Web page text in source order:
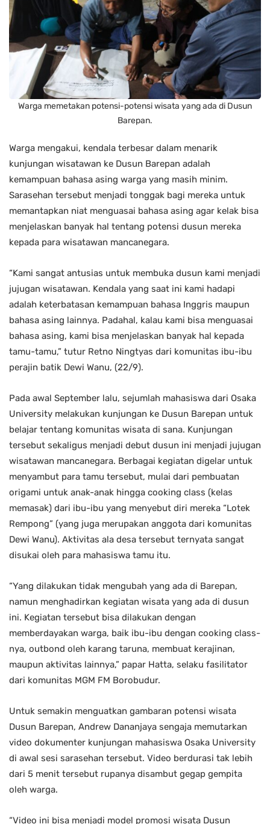
Warga memetakan potensi-potensi wisata yang ada di Dusun
Barepan.
Warga mengakui, kendala terbesar dalam menarik
kunjungan wisatawan ke Dusun Barepan adalah
kemampuan bahasa asing warga yang masih minim.
Sarasehan tersebut menjadi tonggak bagi mereka untuk
memantapkan niat menguasai bahasa asing agar kelak bisa
menjelaskan banyak hal tentang potensi dusun mereka
kepada para wisatawan mancanegara.
“Kami sangat antusias untuk membuka dusun kami menjadi
jujugan wisatawan. Kendala yang saat ini kami hadapi
adalah keterbatasan kemampuan bahasa Inggris maupun
bahasa asing lainnya. Padahal, kalau kami bisa menguasai
bahasa asing, kami bisa menjelaskan banyak hal kepada
tamu-tamu,” tutur Retno Ningtyas dari komunitas ibu-ibu
perajin batik Dewi Wanu, (22/9).
Pada awal September lalu, sejumlah mahasiswa dari Osaka
University melakukan kunjungan ke Dusun Barepan untuk
belajar tentang komunitas wisata di sana. Kunjungan
tersebut sekaligus menjadi debut dusun ini menjadi jujugan
wisatawan mancanegara. Berbagai kegiatan digelar untuk
menyambut para tamu tersebut, mulai dari pembuatan
origami untuk anak-anak hingga cooking class (kelas
memasak) dari ibu-ibu yang menyebut diri mereka “Lotek
Rempong” (yang juga merupakan anggota dari komunitas
Dewi Wanu). Aktivitas ala desa tersebut ternyata sangat
disukai oleh para mahasiswa tamu itu.
“Yang dilakukan tidak mengubah yang ada di Barepan,
namun menghadirkan kegiatan wisata yang ada di dusun
ini. Kegiatan tersebut bisa dilakukan dengan
memberdayakan warga, baik ibu-ibu dengan cooking class-
nya, outbond oleh karang taruna, membuat kerajinan,
maupun aktivitas lainnya,” papar Hatta, selaku fasilitator
dari komunitas MGM FM Borobudur.
Untuk semakin menguatkan gambaran potensi wisata
Dusun Barepan, Andrew Dananjaya sengaja memutarkan
video dokumenter kunjungan mahasiswa Osaka University
di awal sesi sarasehan tersebut. Video berdurasi tak lebih
dari 5 menit tersebut rupanya disambut gegap gempita
oleh warga.
“Video ini bisa menjadi model promosi wisata Dusun